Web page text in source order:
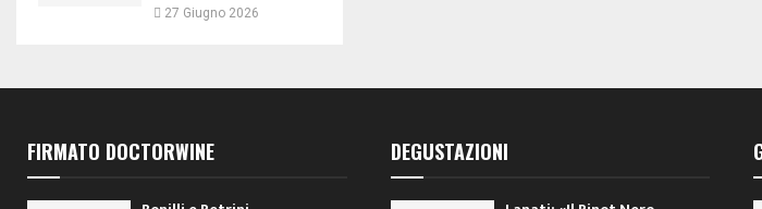
27 Giugno 2026
FIRMATO DOCTORWINE DEGUSTAZIONI